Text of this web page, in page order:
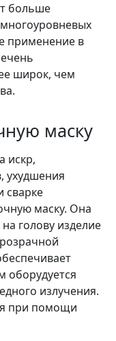
больше
применение в
широк, чем
маску
искр,
ухудшения
сварке
маску. Она
голову изделие
оборудуется
излучения.
при помощи